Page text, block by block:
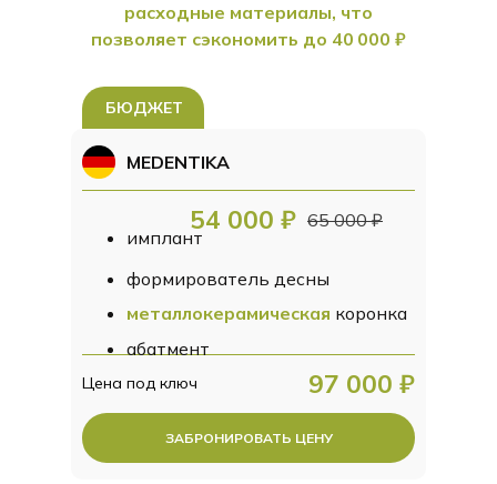
БЮДЖЕТ
ЗАБРОНИРОВАТЬ ЦЕНУ
97 000 ₽
Цена под ключ
абатмент
металлокерамическая коронка
формирователь десны
65 000 ₽
54 000 ₽
имплант
MEDENTIKA
расходные материалы, что
позволяет сэкономить до 40 000 ₽